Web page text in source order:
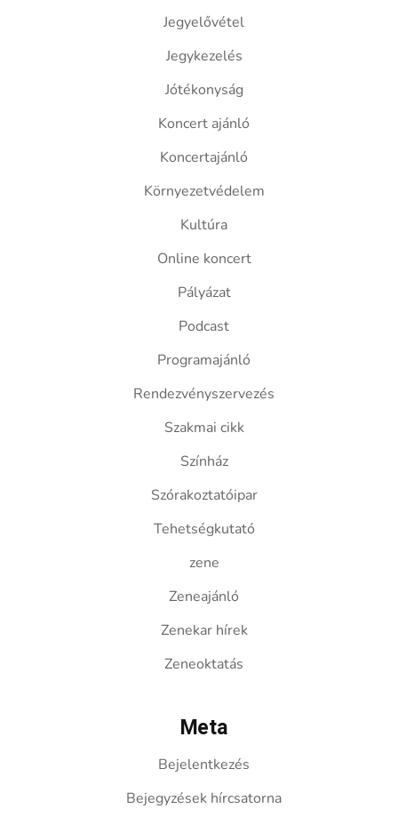
Jegyelővétel
Jegykezelés
Jótékonyság
Koncert ajánló
Koncertajánló
Környezetvédelem
Kultúra
Online koncert
Pályázat
Podcast
Programajánló
Rendezvényszervezés
Szakmai cikk
Színház
Szórakoztatóipar
Tehetségkutató
zene
Zeneajánló
Zenekar hírek
Zeneoktatás
Meta
Bejelentkezés
Bejegyzések hírcsatorna